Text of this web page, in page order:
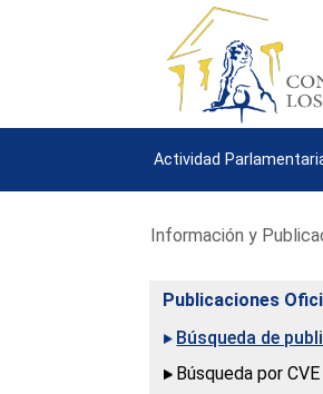
Actividad
Información y
Publicaciones
Búsqueda de
Búsqueda por CVE